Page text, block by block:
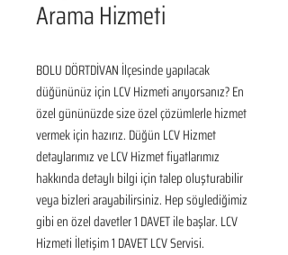
Arama Hizmeti
BOLU DÖRTDİVAN İlçesinde yapılacak
düğününüz için LCV Hizmeti arıyorsanız? En
özel gününüzde size özel çözümlerle hizmet
vermek için hazırız. Düğün LCV Hizmet
detaylarımız ve LCV Hizmet fiyatlarımız
hakkında detaylı bilgi için talep oluşturabilir
veya bizleri arayabilirsiniz. Hep söylediğimiz
gibi en özel davetler 1 DAVET ile başlar. LCV
Hizmeti İletişim 1 DAVET LCV Servisi.